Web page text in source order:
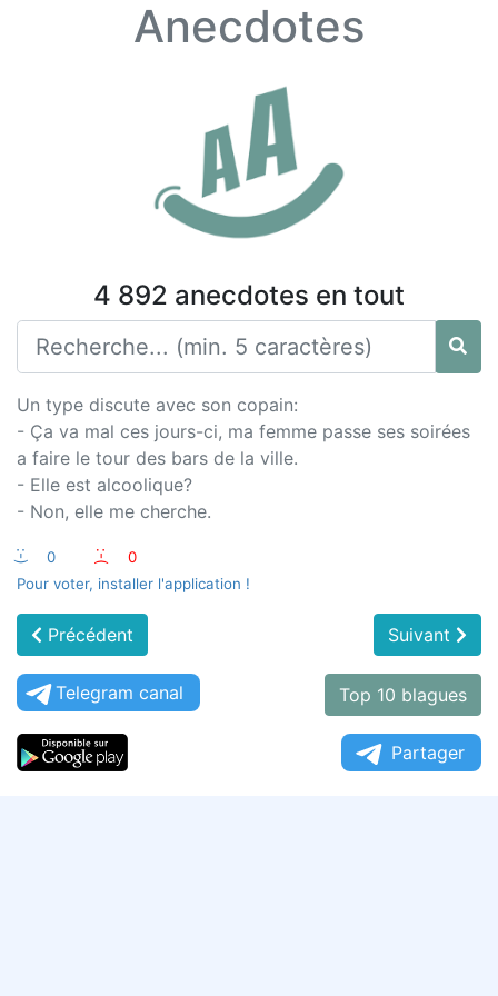
Anecdotes
4 892 anecdotes en tout
Un type discute avec son copain:
- Ça va mal ces jours-ci, ma femme passe ses soirées
a faire le tour des bars de la ville.
- Elle est alcoolique?
- Non, elle me cherche.
:-) 0 :-(
0
Pour voter, installer l'application !
Précédent Suivant
Telegram canal Top 10 blagues
Partager